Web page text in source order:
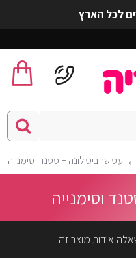
לכל הארץ
עט שרביט לונה + סטנד וסימנייה
וסימנייה
אודות מוצר זה